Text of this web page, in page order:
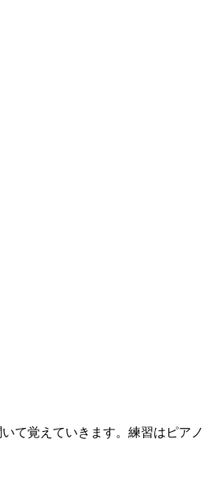
て覚えていきます。練習はピア